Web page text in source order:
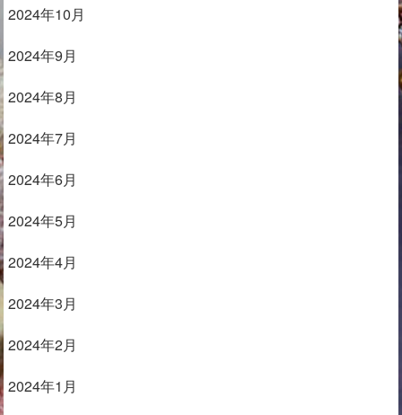
2024年10月
2024年9月
2024年8月
2024年7月
2024年6月
2024年5月
2024年4月
2024年3月
2024年2月
2024年1月